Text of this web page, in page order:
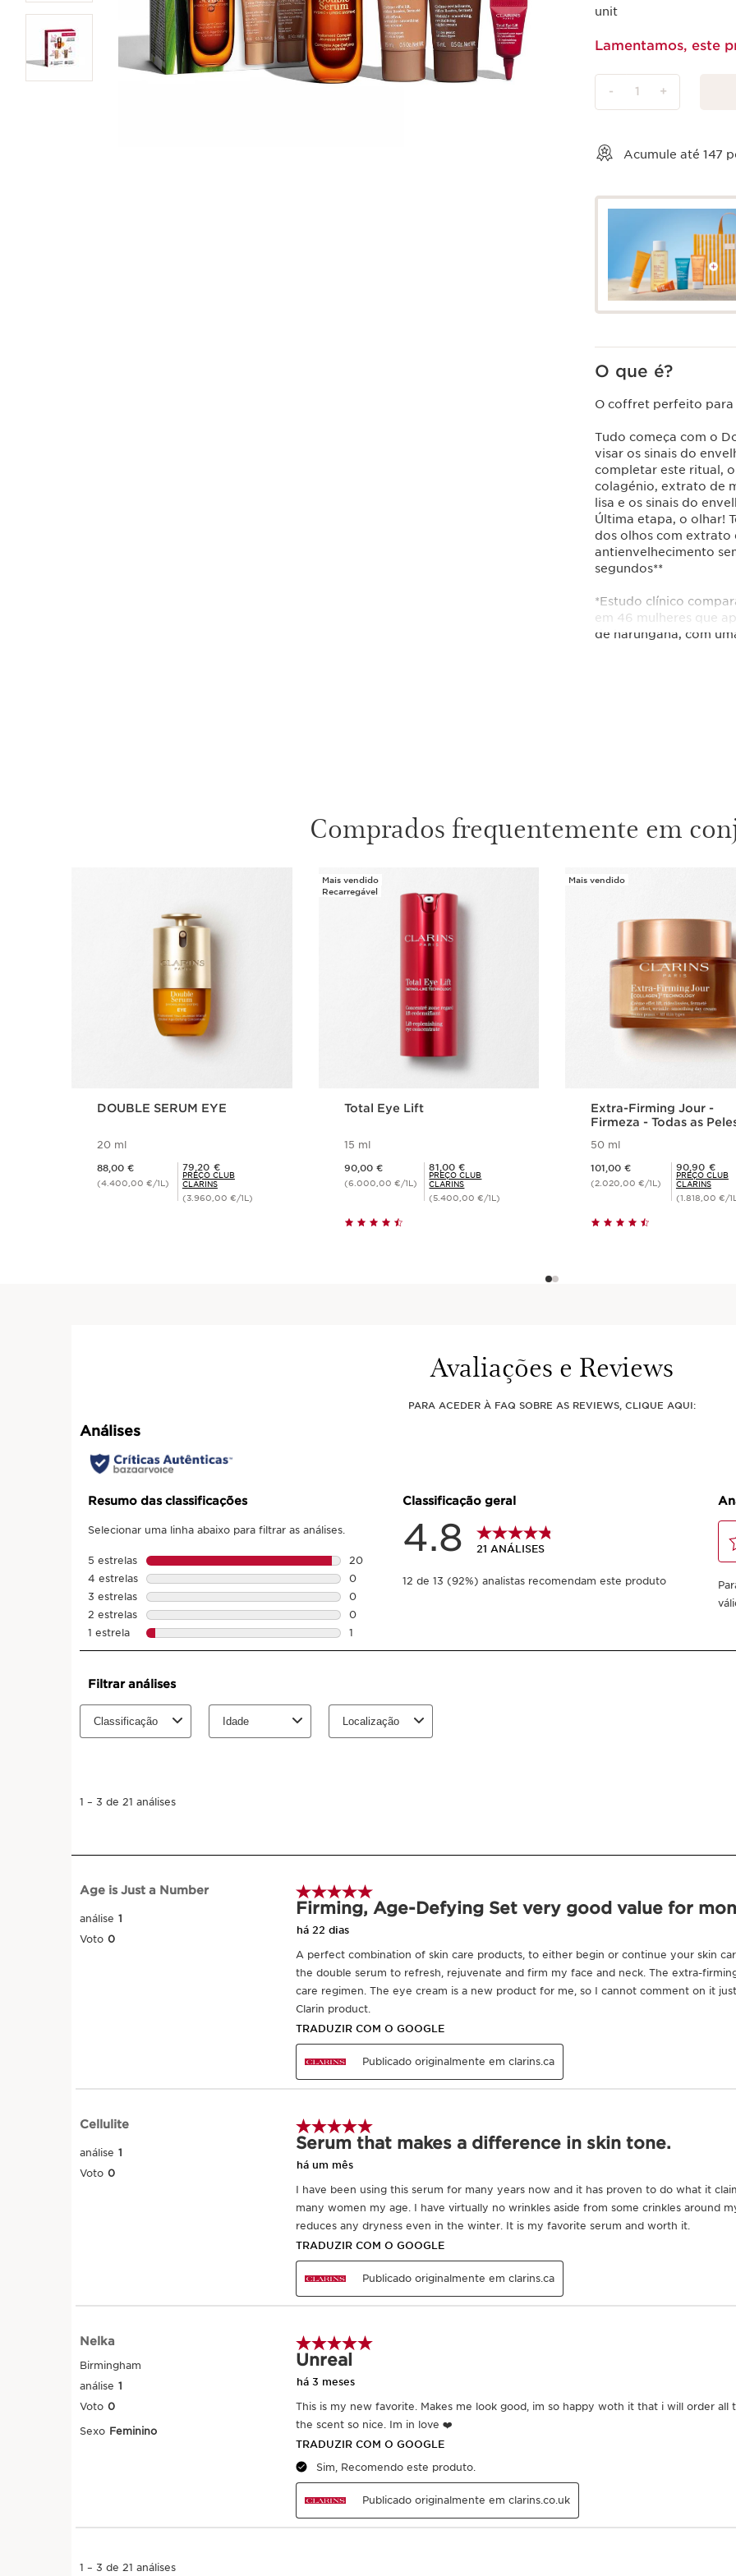
unit
Lamentamos, este
- 1 +
Acumule até 147
O que é?
O coffret perfeito para
Tudo começa com o
visar os sinais do
completar este ritual,
colagénio, extrato de
lisa e os sinais do
Última etapa, o olhar!
dos olhos com extrato
antienvelhecimento
segundos**
*Estudo clínico
em 46 mulheres que
de harungana, com
** Autoavaliação – na
Extra-
Extra-
rugas
1 item
Total Eye
A solução
“LIFT” da
O que o torna tão
Pele mais firme
Rugas atenuadas
Comprados frequentemente em
DOUBLE SERUM EYE
20 ml
88,00 €
(4.400,00 €/1L)
Preço Club Clarins 79,20 €
79,20 €
PREÇO CLUB
CLARINS
(3.960,00 €/1L)
Mais vendido
Recarregável
Total Eye Lift
15 ml
90,00 €
(6.000,00 €/1L)
Preço Club Clarins 81,00 €
81,00 €
PREÇO CLUB
CLARINS
(5.400,00 €/1L)
Visualização rápida
Mais vendido
Extra-Firming Jour -
Firmeza - Todas as
50 ml
101,00 €
(2.020,00 €/1L)
Preço Club Clarins 90,90 €
90,90 €
PREÇO CLUB
CLARINS
(1.818,00 €/
Visualização
Avaliações e Reviews
PARA ACEDER À FAQ SOBRE AS REVIEWS, CLIQUE AQUI: